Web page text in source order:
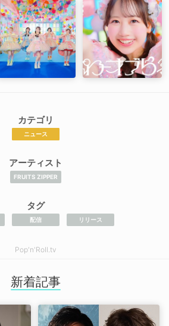
カテゴリ
ニュース
アーティスト
FRUITS ZIPPER
タグ
配信 リリース
Pop'n'Roll.tv
新着記事